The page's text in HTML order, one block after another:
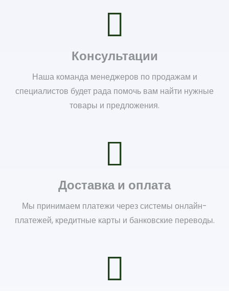
Консультации
Наша команда менеджеров по продажам и
специалистов будет рада помочь вам найти нужные
товары и предложения.
Доставка и оплата
Мы принимаем платежи через системы онлайн-
платежей, кредитные карты и банковские переводы.